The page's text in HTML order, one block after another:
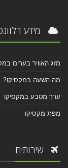
מידע
מזג האוויר בערים
מה השעה במקסיקו?
ערך מטבע במקסיקו
מפת מקסיקו
שירותים